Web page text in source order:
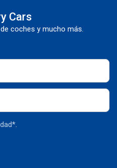
Cars
coches y mucho más.
.